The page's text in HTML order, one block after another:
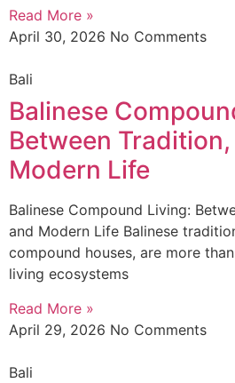
Read More »
April 30, 2026 No Comments
Bali
Balinese
Between
Modern Life
Balinese Compound Living:
and Modern Life Balinese
compound houses, are more
living ecosystems
Read More »
April 29, 2026 No Comments
Bali